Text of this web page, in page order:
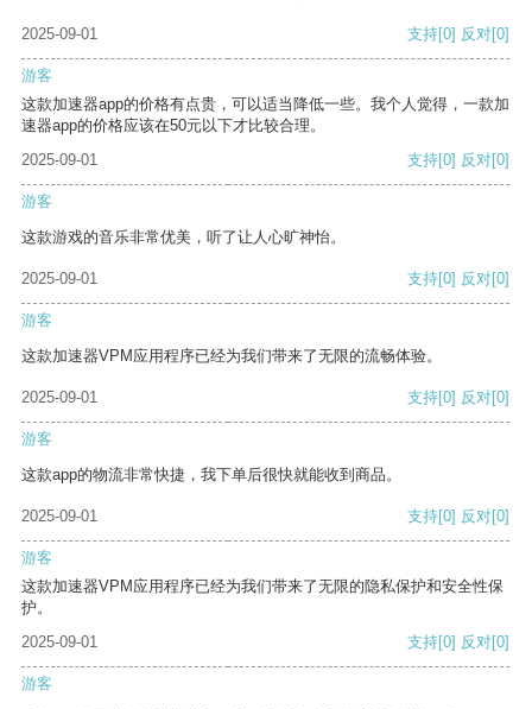
2025-09-01 支持[0] 反对[0]
游客
这款加速器app的价格有点贵，可以适当降低一些。我个人觉得，一款加
速器app的价格应该在50元以下才比较合理。
2025-09-01
支持[0] 反对[0]
游客
这款游戏的音乐非常优美，听了让人心旷神怡。
2025-09-01 支持[0] 反对[0]
游客
这款加速器VPM应用程序已经为我们带来了无限的流畅体验。
2025-09-01 支持[0] 反对[0]
游客
这款app的物流非常快捷，我下单后很快就能收到商品。
2025-09-01 支持[0] 反对[0]
游客
这款加速器VPM应用程序已经为我们带来了无限的隐私保护和安全性保
护。
2025-09-01
支持[0] 反对[0]
游客